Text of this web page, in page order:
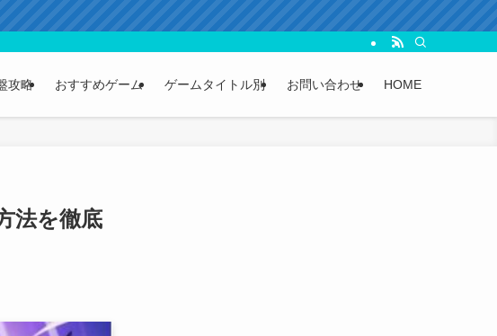
攻略 おすすめゲーム ゲームタイトル別 お問い合わせ HOME
法を徹底